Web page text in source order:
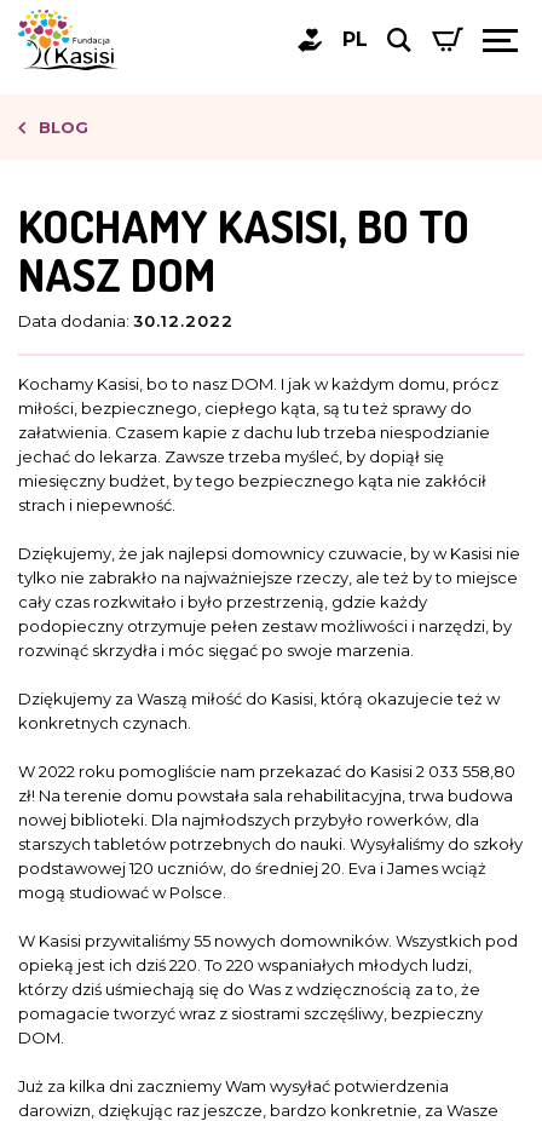
PL
BLOG
KOCHAMY KASISI, BO TO
NASZ DOM
Data dodania: 30.12.2022
Kochamy Kasisi, bo to nasz DOM. I jak w każdym domu, prócz
miłości, bezpiecznego, ciepłego kąta, są tu też sprawy do
załatwienia. Czasem kapie z dachu lub trzeba niespodzianie
jechać do lekarza. Zawsze trzeba myśleć, by dopiął się
miesięczny budżet, by tego bezpiecznego kąta nie zakłócił
strach i niepewność.
Dziękujemy, że jak najlepsi domownicy czuwacie, by w Kasisi nie
tylko nie zabrakło na najważniejsze rzeczy, ale też by to miejsce
cały czas rozkwitało i było przestrzenią, gdzie każdy
podopieczny otrzymuje pełen zestaw możliwości i narzędzi, by
rozwinąć skrzydła i móc sięgać po swoje marzenia.
Dziękujemy za Waszą miłość do Kasisi, którą okazujecie też w
konkretnych czynach.
W 2022 roku pomogliście nam przekazać do Kasisi 2 033 558,80
zł! Na terenie domu powstała sala rehabilitacyjna, trwa budowa
nowej biblioteki. Dla najmłodszych przybyło rowerków, dla
starszych tabletów potrzebnych do nauki. Wysyłaliśmy do szkoły
podstawowej 120 uczniów, do średniej 20. Eva i James wciąż
mogą studiować w Polsce.
W Kasisi przywitaliśmy 55 nowych domowników. Wszystkich pod
opieką jest ich dziś 220. To 220 wspaniałych młodych ludzi,
którzy dziś uśmiechają się do Was z wdzięcznością za to, że
pomagacie tworzyć wraz z siostrami szczęśliwy, bezpieczny
DOM.
Już za kilka dni zaczniemy Wam wysyłać potwierdzenia
darowizn, dziękując raz jeszcze, bardzo konkretnie, za Wasze